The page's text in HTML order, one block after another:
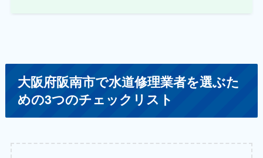
大阪府阪南市で水道修理業者を選ぶた
めの3つのチェックリスト